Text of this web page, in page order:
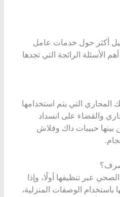
أكثر حول خدمات عامل
الأسئلة الرائجة التي تجدها
التي يتم استخدامها
والقضاء على انسداد
حبيبات داك وفلاش
عبر تنظيفها أولًا، وإذا
الوصفات المنزلية،